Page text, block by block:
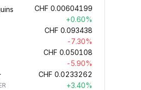
CHF 0.00604199
+0.60%
CHF 0.093438
-7.30%
CHF 0.050108
-5.90%
CHF 0.0233262
+3.40%